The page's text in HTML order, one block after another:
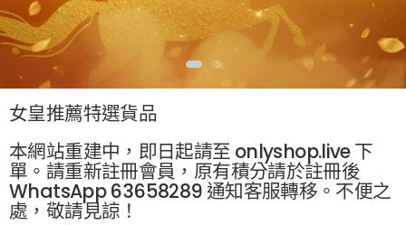
女皇推薦特選貨品
本網站重建中，即日起請至 onlyshop.live 下
單。請重新註冊會員，原有積分請於註冊後
WhatsApp 63658289 通知客服轉移。不便之
處，敬請見諒！